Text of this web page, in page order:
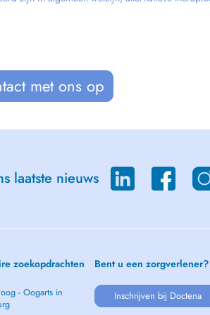
met ons op
laatste nieuws
zoekopdrachten
- Oogarts in
Bent u een zorgverlener?
Inschrijven bij Doctena